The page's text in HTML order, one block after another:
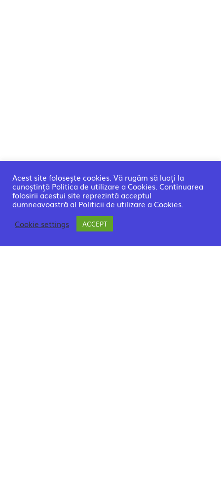
Acest site folosește cookies. Vă rugăm să luați la
cunoștință Politica de utilizare a Cookies. Continuarea
folosirii acestui site reprezintă acceptul
dumneavoastră al Politicii de utilizare a Cookies.
Cookie settings
ACCEPT